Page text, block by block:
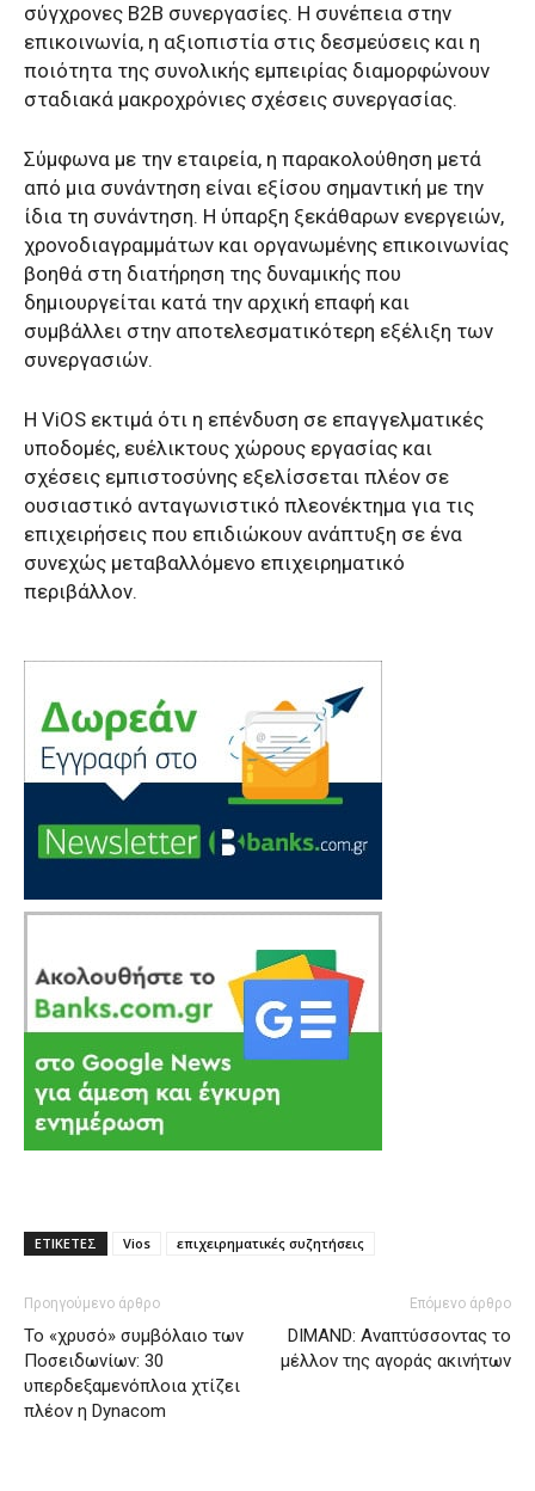
σύγχρονες B2B συνεργασίες. Η συνέπεια στην
επικοινωνία, η αξιοπιστία στις δεσμεύσεις και η
ποιότητα της συνολικής εμπειρίας διαμορφώνουν
σταδιακά μακροχρόνιες σχέσεις συνεργασίας.
Σύμφωνα με την εταιρεία, η παρακολούθηση μετά
από μια συνάντηση είναι εξίσου σημαντική με την
ίδια τη συνάντηση. Η ύπαρξη ξεκάθαρων ενεργειών,
χρονοδιαγραμμάτων και οργανωμένης επικοινωνίας
βοηθά στη διατήρηση της δυναμικής που
δημιουργείται κατά την αρχική επαφή και
συμβάλλει στην αποτελεσματικότερη εξέλιξη των
συνεργασιών.
Η ViOS εκτιμά ότι η επένδυση σε επαγγελματικές
υποδομές, ευέλικτους χώρους εργασίας και
σχέσεις εμπιστοσύνης εξελίσσεται πλέον σε
ουσιαστικό ανταγωνιστικό πλεονέκτημα για τις
επιχειρήσεις που επιδιώκουν ανάπτυξη σε ένα
συνεχώς μεταβαλλόμενο επιχειρηματικό
περιβάλλον.
ΕΤΙΚΕΤΕΣ Vios επιχειρηματικές συζητήσεις
Προηγούμενο άρθρο
Το «χρυσό» συμβόλαιο των
Ποσειδωνίων: 30
υπερδεξαμενόπλοια χτίζει
πλέον η Dynacom
Επόμενο άρθρο
DIMAND: Αναπτύσσοντας το
μέλλον της αγοράς ακινήτων